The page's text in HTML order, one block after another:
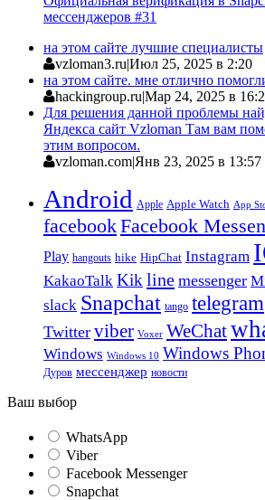
мессенджеров #31
на этом сайте лучшие специалисты
vzloman3.ru|Июл 25, 2025 в 2:20
на этом сайте. мне отлично
hackingroup.ru|Мар 24, 2025 в
Для решения данной проблемы
Яндекса сайт Vzloman Там вам
этим вопросом.
vzloman.com|Янв 23, 2025 в 13:57
Android Apple Apple Watch App
facebookFacebook
Play hangouts hike HipChat Instagram
KakaoTalk Kik line messenger
slack Snapchat tango telegram
Twitter viber Voxer WeChat
Windows Windows 10 Windows
Дуров мессенджер новости
Ваш выбор
WhatsApp
Viber
Facebook Messenger
Snapchat